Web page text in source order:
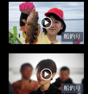
船釣り
船釣り